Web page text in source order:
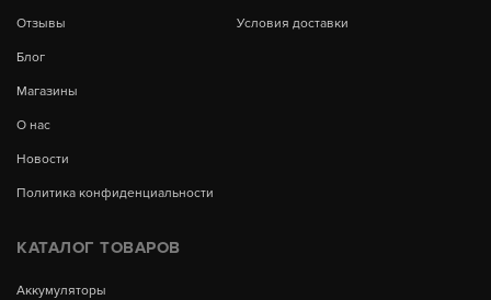
Отзывы
Блог
Магазины
О нас
Новости
Политика конфиденциальности
Условия доставки
КАТАЛОГ ТОВАРОВ
Аккумуляторы